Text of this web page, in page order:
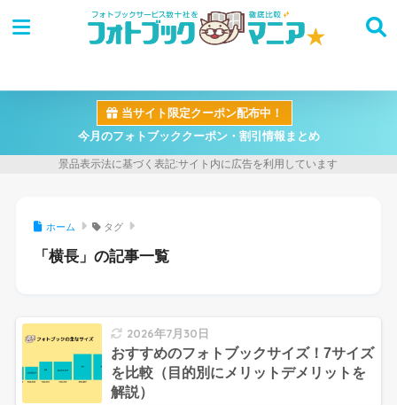
当サイト限定クーポン配布中！
今月のフォトブッククーポン・割引情報まとめ
ホーム タグ
「横長」の記事一覧
2026年7月30日
おすすめのフォトブックサイズ！7サイズ
を比較（目的別にメリットデメリットを
解説）